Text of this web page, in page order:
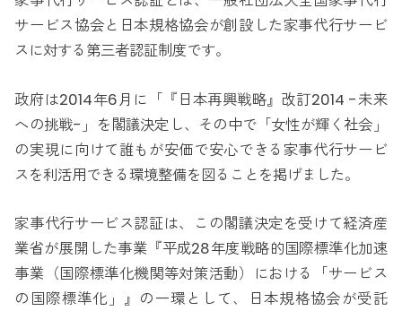
サービス協会と日本規格協会が創設した家事代行サービ
スに対する第三者認証制度です。
政府は2014年6月に「『日本再興戦略』改訂2014 -未来
への挑戦-」を閣議決定し、その中で「女性が輝く社会」
の実現に向けて誰もが安価で安心できる家事代行サービ
スを利活用できる環境整備を図ることを掲げました。
家事代行サービス認証は、この閣議決定を受けて経済産
業省が展開した事業『平成28年度戦略的国際標準化加速
事業（国際標準化機関等対策活動）における「サービス
の国際標準化」』の一環として、日本規格協会が受託